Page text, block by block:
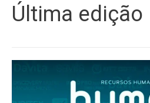
Última edição